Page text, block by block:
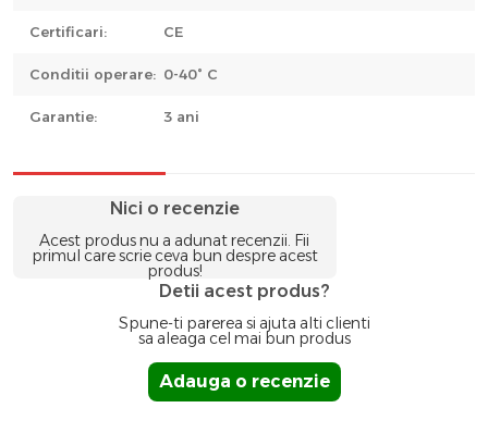
Certificari: CE
Conditii operare: 0-40° C
Garantie: 3 ani
Nici o recenzie
Acest produs nu a adunat recenzii. Fii
primul care scrie ceva bun despre acest
produs!
Detii acest produs?
Spune-ti parerea si ajuta alti clienti
sa aleaga cel mai bun produs
Adauga o recenzie